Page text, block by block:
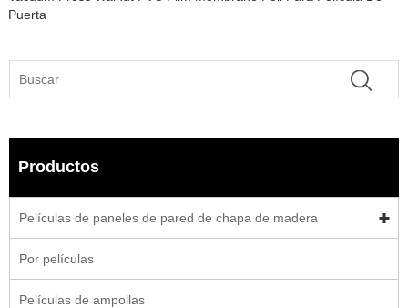
Puerta
Productos
Películas de paneles de pared de chapa de madera
Por películas
Películas de ampollas